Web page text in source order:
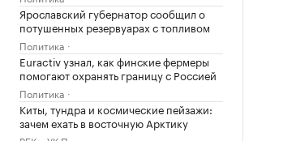
Ярославский губернатор сообщил о
потушенных резервуарах с топливом
Политика
Euractiv узнал, как финские фермеры
помогают охранять границу с Россией
Политика
Киты, тундра и космические пейзажи:
зачем ехать в восточную Арктику